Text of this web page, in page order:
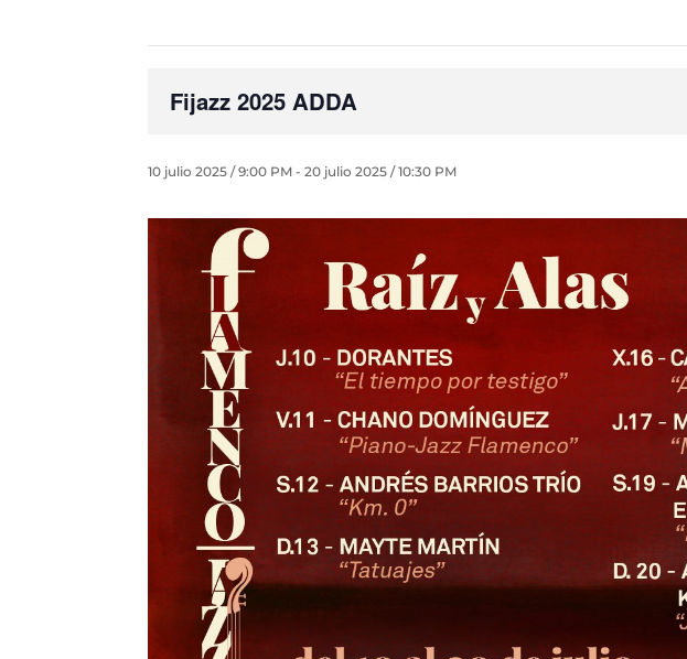
Fijazz 2025 ADDA
10 julio 2025 / 9:00 PM -20 julio 2025 / 10:30 PM